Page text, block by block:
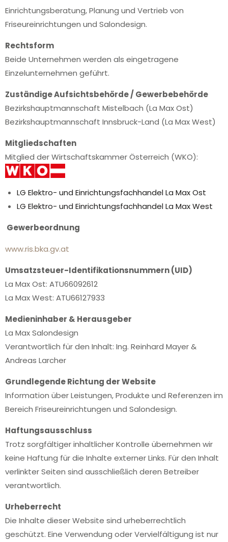
Einrichtungsberatung, Planung und Vertrieb von
Friseureinrichtungen und Salondesign.
Rechtsform
Beide Unternehmen werden als eingetragene
Einzelunternehmen geführt.
Zuständige Aufsichtsbehörde / Gewerbebehörde
Bezirkshauptmannschaft Mistelbach (La Max Ost)
Bezirkshauptmannschaft Innsbruck-Land (La Max West)
Mitgliedschaften
Mitglied der Wirtschaftskammer Österreich (WKO):
LG Elektro- und Einrichtungsfachhandel La Max Ost
LG Elektro- und Einrichtungsfachhandel La Max West
Gewerbeordnung
www.ris.bka.gv.at
Umsatzsteuer-Identifikationsnummern (UID)
La Max Ost: ATU66092612
La Max West: ATU66127933
Medieninhaber & Herausgeber
La Max Salondesign
Verantwortlich für den Inhalt: Ing. Reinhard Mayer &
Andreas Larcher
Grundlegende Richtung der Website
Information über Leistungen, Produkte und Referenzen im
Bereich Friseureinrichtungen und Salondesign.
Haftungsausschluss
Trotz sorgfältiger inhaltlicher Kontrolle übernehmen wir
keine Haftung für die Inhalte externer Links. Für den Inhalt
verlinkter Seiten sind ausschließlich deren Betreiber
verantwortlich.
Urheberrecht
Die Inhalte dieser Website sind urheberrechtlich
geschützt. Eine Verwendung oder Vervielfältigung ist nur